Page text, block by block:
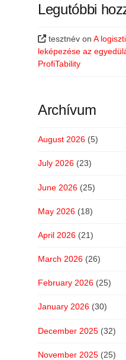
Legutóbbi
tesztnév onA
leképezése az
ProfiTability
Archívum
August 2026 (5)
July 2026 (23)
June 2026 (25)
May 2026 (18)
April 2026 (21)
March 2026 (26)
February 2026 (25)
January 2026 (30)
December 2025 (32)
November 2025 (25)